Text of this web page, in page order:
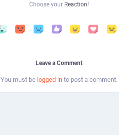
Choose your Reaction!
Leave a Comment
You must be logged into post a comment.